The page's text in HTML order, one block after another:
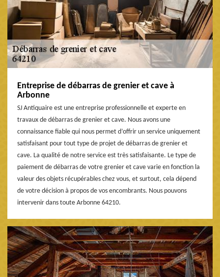
Entreprise de débarras de grenier et cave à
Arbonne
SJ Antiquaire est une entreprise professionnelle et experte en
travaux de débarras de grenier et cave. Nous avons une
connaissance fiable qui nous permet d’offrir un service uniquement
satisfaisant pour tout type de projet de débarras de grenier et
cave. La qualité de notre service est très satisfaisante. Le type de
paiement de débarras de votre grenier et cave varie en fonction la
valeur des objets récupérables chez vous, et surtout, cela dépend
de votre décision à propos de vos encombrants. Nous pouvons
intervenir dans toute Arbonne 64210.